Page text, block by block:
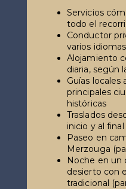
Servicios
todo el
Conductor
varios idiomas
Alojamiento
diaria, según
Guías locales
principales
históricas
Traslados
inicio y al
Paseo en
Merzouga
Noche en un
desierto con
tradicional